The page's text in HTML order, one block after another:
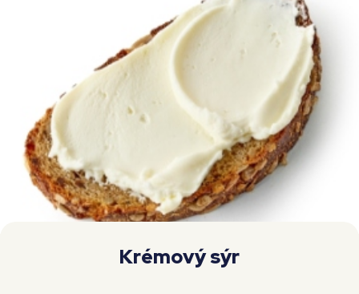
Fast Food
Aktivity
Cviky
Workouty Premium
Krémový sýr